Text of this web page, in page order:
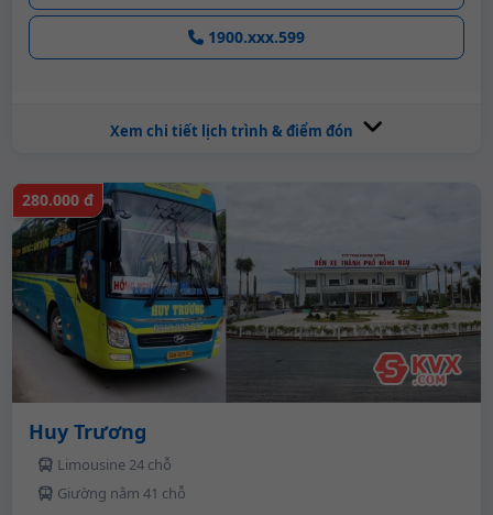
1900.xxx.599
Xem chi tiết lịch trình & điểm đón
280.000 đ
Huy Trương
Limousine 24 chỗ
Giường nằm 41 chỗ